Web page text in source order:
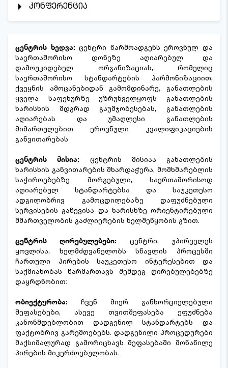
კონფერენცია
ცენტრის ხედვა:ცენტრი წარმოადგენს ეროვნულ და
საერთაშორისო დონეზე აღიარებულ და
დამოუკიდებელ ორგანიზაციას, რომელიც
საერთაშორისო სტანდარტების ჰარმონიზაციით,
ქვეყნის ამოცანებიდან გამომდინარე, განათლების
ყველა საფეხურზე უზრუნველყოფს განათლების
ხარისხის მდგრად გაუმჯობესებას, განათლების
აღიარებას და უმაღლესი განათლების
მიმართულებით ეროვნული კვალიფიკაციების
განვითარებას
ცენტრის მისია: ცენტრის მისიაა განათლების
ხარისხის განვითარების მხარდაჭერა, მომხმარებლის
საჭიროებებზე მორგებული, საერთაშორისოდ
აღიარებულ სტანდარტებსა და საუკეთესო
ადგილობრივ გამოცდილებაზე დაფუძნებული
სერვისების გაწევისა და ხარისხზე ორიენტირებული
მმართველობის გაძლიერების ხელშეწყობის გზით.
ცენტრის ღირებულებები: ცენტრი, უპირველეს
ყოვლისა, ხელმძღვანელობს სწავლის პროცესში
ჩართული პირების საუკეთესო ინტერესებით და
საქმიანობას წარმართავს შემდეგ ღირებულებებზე
დაყრდნობით:
ობიექტურობა: ჩვენ მიერ განხორციელებული
შეფასებები, ასევე თვითშეფასება ეფუძნება
კანონმდებლობით დადგენილ სტანდარტებს და
ფაქტობრივ გარემოებებს. დადგენილი პროცედურები
მაქსიმალურად გამორიცხავს შეფასებაში მონაწილე
პირების მიკერძოებულობას.